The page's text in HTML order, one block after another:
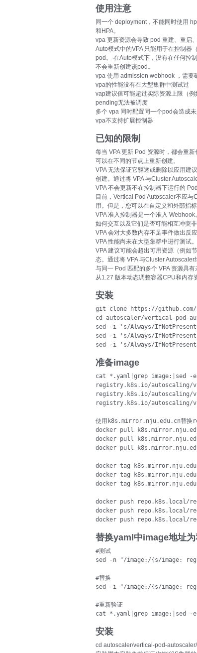
使用注意
同一个 deployment，不能同时使用
和HPA。
vpa 更新资源会导致 pod 重建、重启
Auto模式中的VPA 只能用于在控制器
pod。 在Auto模式下，没有在任何控
不会重新创建该pod。
vpa 使用 admission webhook ，需要
vpa的性能没有在大型集群中测试过
vap建议值可能超过实际资源上限（
pending无法被调度
多个 vpa 同时配置同一个pod会造成
vpa不支持扩展控制器
已知的限制
每当 VPA 更新 Pod 资源时，都会重
可以在不同的节点上重新创建。
VPA 无法保证它驱逐或删除以应用建
创建。通过将 VPA 与Cluster
VPA 不会更新不在控制器下运行的 Pod
目前，Vertical Pod Autoscaler不应
用。但是，您可以在自定义和外部指标
VPA 准入控制器是一个准入
如何交互以及它们是否可能相互冲突
VPA 会对大多数内存不足事件做出反
VPA 性能尚未在大型集群中进行测试。
VPA 建议可能会超出可用资源（例如
态。通过将 VPA 与Cluster Autoscaler
与同一 Pod 匹配的多个 VPA 资源具有
从1.27 版本动态调整容器CPU和内存
安装
git clone https://github.com/
cd autoscaler/vertical-pod-
sed -i 's/Always/IfNotPresent/
sed -i 's/Always/
sed -i 's/Always/
准备image
cat *.yaml|grep
registry.k8s.io/autoscaling/
registry.k8s.io/autoscaling/
registry.k8s.io/autoscaling/
使用k8s.mirror.nju.edu.cn替
docker pull
docker pull
docker pull
docker tag
docker tag
docker tag
docker push repo.k8s.local/
docker push repo.k8s.local/
docker push repo.k8s.local/
替换yaml中image地址为
#测试
sed -n "/image:/{s/image:
#替换
sed -i "/image:/{s/image:
#重新验证
cat *.yaml|grep
安装
cd autoscaler/vertical-pod-